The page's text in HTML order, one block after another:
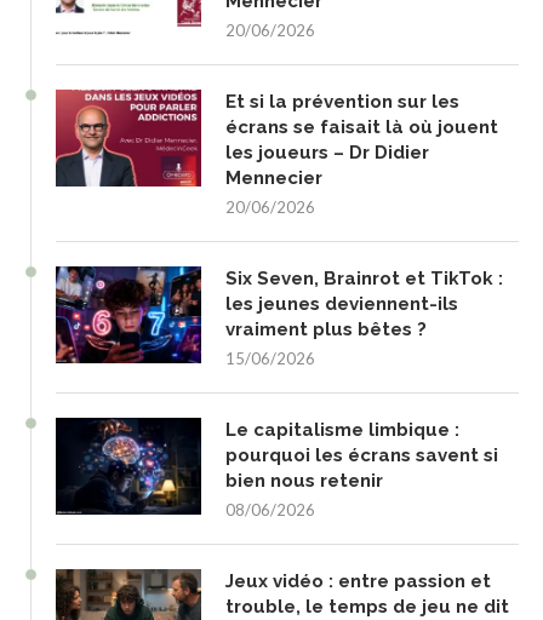
20/06/2026
Et si la prévention sur les
écrans se faisait là où jouent
les joueurs – Dr Didier
Mennecier
20/06/2026
Six Seven, Brainrot et TikTok :
les jeunes deviennent-ils
vraiment plus bêtes ?
15/06/2026
Le capitalisme limbique :
pourquoi les écrans savent si
bien nous retenir
08/06/2026
Jeux vidéo : entre passion et
trouble, le temps de jeu ne dit